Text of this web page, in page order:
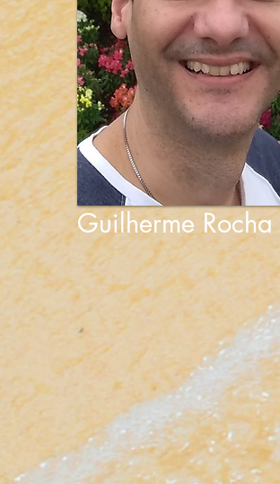
Guilherme Rocha